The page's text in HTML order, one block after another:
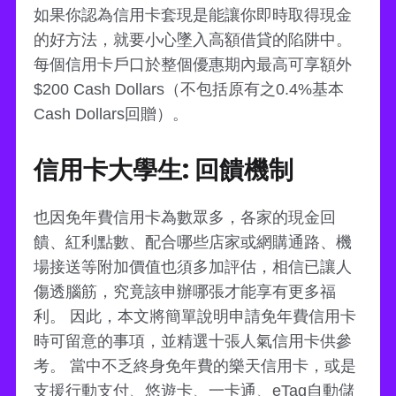
如果你認為信用卡套現是能讓你即時取得現金
的好方法，就要小心墜入高額借貸的陷阱中。
每個信用卡戶口於整個優惠期內最高可享額外
$200 Cash Dollars（不包括原有之0.4%基本
Cash Dollars回贈）。
信用卡大學生: 回饋機制
也因免年費信用卡為數眾多，各家的現金回
饋、紅利點數、配合哪些店家或網購通路、機
場接送等附加價值也須多加評估，相信已讓人
傷透腦筋，究竟該申辦哪張才能享有更多福
利。 因此，本文將簡單說明申請免年費信用卡
時可留意的事項，並精選十張人氣信用卡供參
考。 當中不乏終身免年費的樂天信用卡，或是
支援行動支付、悠遊卡、一卡通、eTag自動儲